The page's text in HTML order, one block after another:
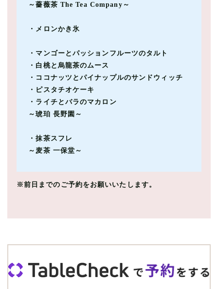
～薔薇茶 The Tea Company～
・メロンかき氷
・マンゴーとパッションフルーツのタルト​
・白桃と烏龍茶のムース ​
・ココナッツとパイナップルのサンドウィッチ​
・ピスタチオケーキ ​
・ライチとバラのマカロン ​
～琥珀 長野園～
・抹茶スフレ​
～麦茶 一保堂～ ​
※前日までのご予約をお願いいたします。